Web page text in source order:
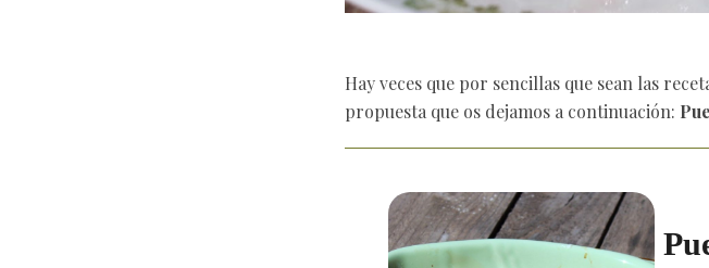
Hay veces que por sencillas que sean las
propuesta que os dejamos a continuación: